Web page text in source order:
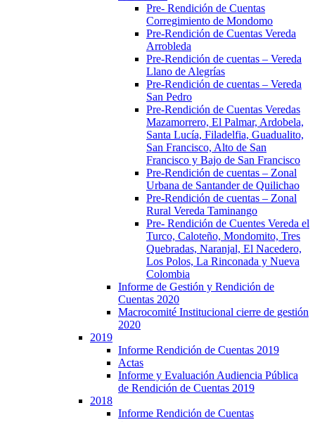
Pre- Rendición de Cuentas
Corregimiento de Mondomo
Pre-Rendición de Cuentas Vereda
Arrobleda
Pre-Rendición de cuentas – Vereda
Llano de Alegrías
Pre-Rendición de cuentas – Vereda
San Pedro
Pre-Rendición de Cuentas Veredas
Mazamorrero, El Palmar, Ardobela,
Santa Lucía, Filadelfia, Guadualito,
San Francisco, Alto de San
Francisco y Bajo de San Francisco
Pre-Rendición de cuentas – Zonal
Urbana de Santander de Quilichao
Pre-Rendición de cuentas – Zonal
Rural Vereda Taminango
Pre- Rendición de Cuentes Vereda el
Turco, Caloteño, Mondomito, Tres
Quebradas, Naranjal, El Nacedero,
Los Polos, La Rinconada y Nueva
Colombia
Informe de Gestión y Rendición de
Cuentas 2020
Macrocomité Institucional cierre de gestión
2020
2019
Informe Rendición de Cuentas 2019
Actas
Informe y Evaluación Audiencia Pública
de Rendición de Cuentas 2019
2018
Informe Rendición de Cuentas